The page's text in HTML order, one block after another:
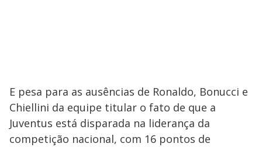
E pesa para as ausências de Ronaldo, Bonucci e
Chiellini da equipe titular o fato de que a
Juventus está disparada na liderança da
competição nacional, com 16 pontos de